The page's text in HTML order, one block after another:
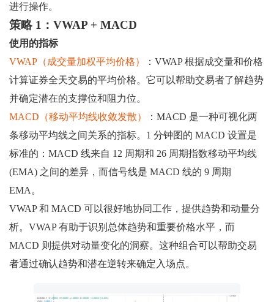
进行操作。
策略 1：VWAP + MACD
使用的指标
VWAP（成交量加权平均价格）
：VWAP 根据成交量和价格
计算证券全天交易的平均价格。它可以帮助交易者了解趋势
并确定潜在的支撑位和阻力位。
MACD（移动平均线收敛发散）
：MACD 是一种可视化两
条移动平均线之间关系的指标。1 分钟图的 MACD 设置是
标准的：MACD 线来自 12 周期和 26 周期指数移动平均线
(EMA) 之间的差异，而信号线是 MACD 线的 9 周期
EMA。
VWAP 和 MACD 可以很好地协同工作，提供趋势和动量分
析。VWAP 有助于识别总体趋势和重要价格水平，而
MACD 则提供对动量变化的洞察。这种组合可以帮助交易
者通过确认趋势和潜在逆转来确定入场点。